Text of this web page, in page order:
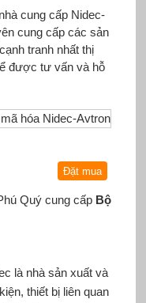
cung cấp Nidec-
cung cấp các sản
tranh nhất thị
được tư vấn và hỗ
Quý cung cấp Bộ
là nhà sản xuất và
thiết bị liên quan